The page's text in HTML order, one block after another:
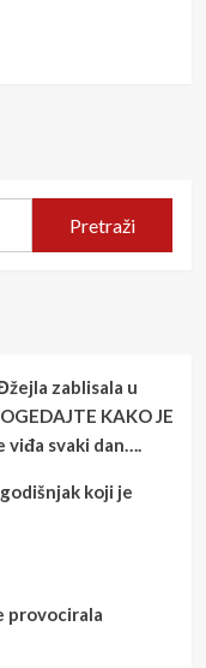
Pretraži
zablisala u
KAKO JE
viđa svaki dan….
koji je
provocirala